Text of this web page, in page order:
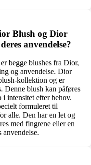
Blush og Dior
anvendelse?
begge blushes fra Dior,
og anvendelse. Dior
kollektion og er
Denne blush kan påføres
i intensitet efter behov.
formuleret til
alle. Den har en let og
med fingrene eller en